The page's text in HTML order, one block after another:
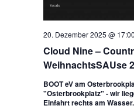
Cloud Nine –
WeihnachtsSAUse
20. Dezember 2025 @ 17:00
BOOT eV am
"Osterbrookplatz" - wir
Einfahrt rechts am Wasser.